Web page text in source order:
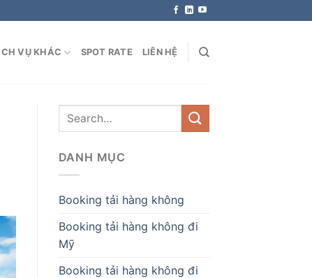
VỤ KHÁC SPOT RATE LIÊN HỆ
DANH MỤC
Booking tải hàng không
Booking tải hàng không đi
Mỹ
Booking tải hàng không đi